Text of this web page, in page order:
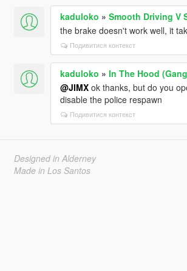
kaduloko » Smooth Driving V
the brake doesn't work well, it
Подивитися контекст
kaduloko » In The Hood
@JIMXok thanks, but do you
disable the police respawn
Подивитися контекст
Designed in Alderney
Made in Los Santos